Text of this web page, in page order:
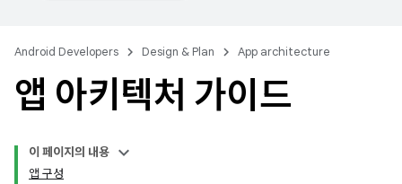
Android Developers Design & Plan App architecture
앱 아키텍처 가이드
이 페이지의 내용
앱 구성